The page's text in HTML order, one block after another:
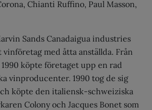
Chianti Ruffino, Paul Masson,
Sands Canadaigua industries
med åtta anställda. Från
köpte företaget upp en rad
vinproducenter. 1990 tog de sig
köpte den italiensk-schweiziska
Colony och Jacques Bonet som